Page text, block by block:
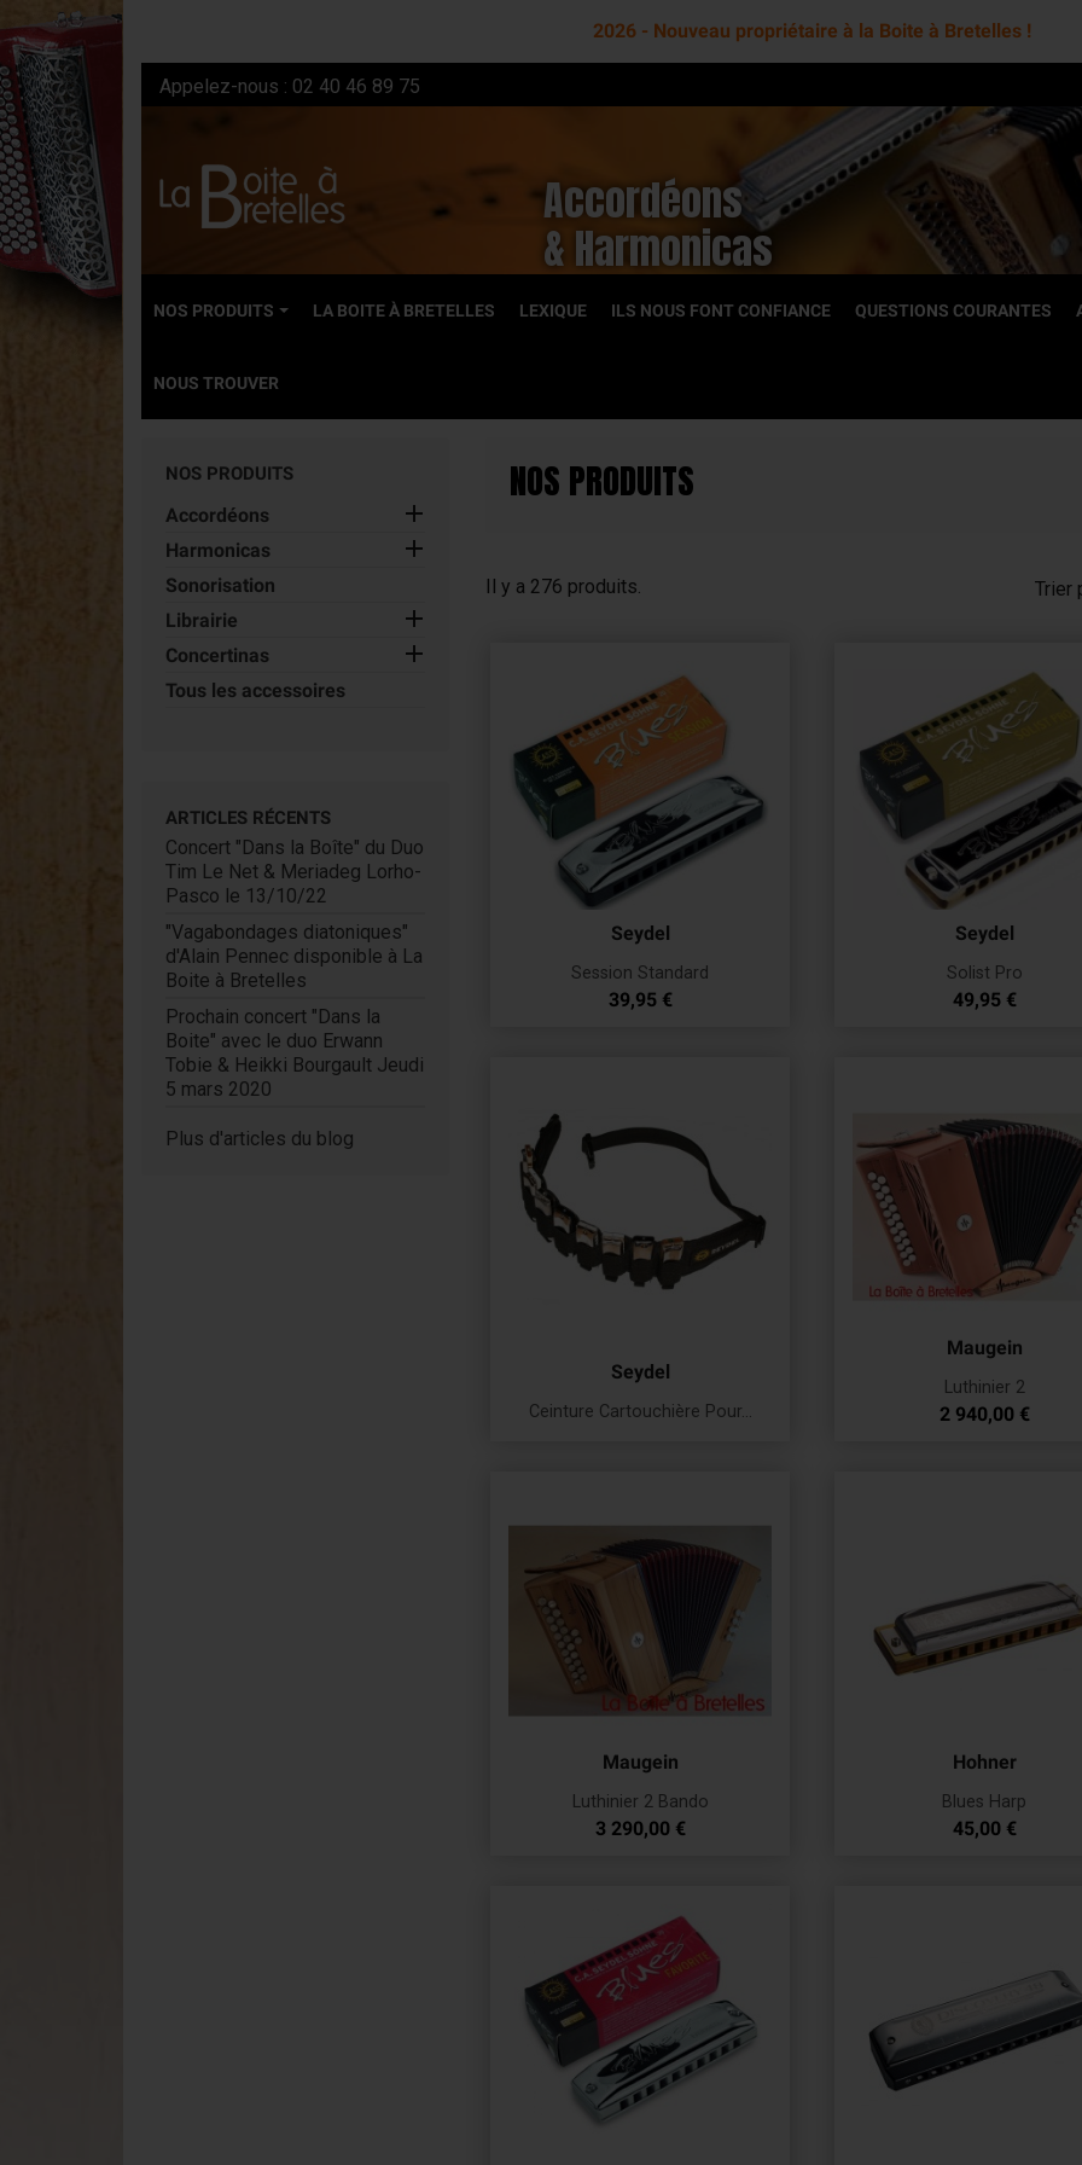
2026 - Nouveau propriétaire à la Boite à Bretelles !
Appelez-nous : 02 40 46 89 75
Accordéons
& Harmonicas
NOS PRODUITS
Accordéons diatoniques
LA BOITE À BRETELLES LEXIQUE ILS NOUS FONT CONFIANCE QUESTIONS COURANTES
NOUS TROUVER
NOS PRODUITS
Accordéons 
Harmonicas 
Sonorisation
Librairie

Concertinas 
Tous les accessoires
ARTICLES RÉCENTS
Concert "Dans la Boîte" du Duo
Tim Le Net & Meriadeg Lorho-
Pasco le 13/10/22
"Vagabondages diatoniques"
d'Alain Pennec disponible à La
Boite à Bretelles
Prochain concert "Dans la
Boite" avec le duo Erwann
Tobie & Heikki Bourgault Jeudi
5 mars 2020
Plus d'articles du blog
NOS PRODUITS
Il y a 276 produits. Trier
Seydel
Session Standard
Prix
39,95 €
Seydel
Solist Pro
Prix
49,95 €
Seydel
Ceinture Cartouchière Pour...
Maugein
Luthinier 2
Prix
2 940,00 €
Maugein
Luthinier 2 Bando
Prix
3 290,00 €
Hohner
Blues Harp
Prix
45,00 €